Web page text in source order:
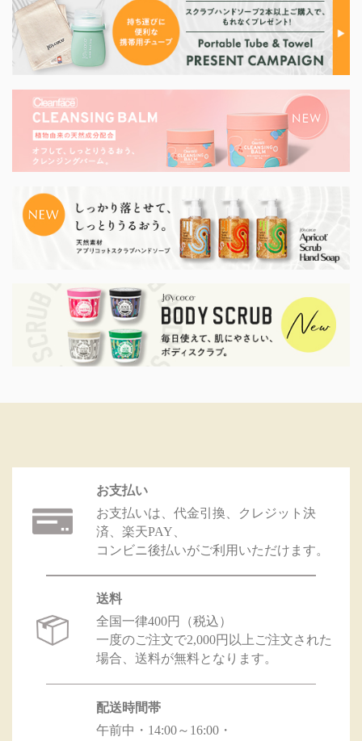
お支払い
お支払いは、代金引換、クレジット決
済、楽天PAY、
コンビニ後払いがご利用いただけます。
送料
全国一律400円（税込）
一度のご注文で2,000円以上ご注文された
場合、送料が無料となります。
配送時間帯
午前中・14:00～16:00・